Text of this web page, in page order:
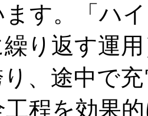
す。「ハ
り返す運
、途中で
程を効果